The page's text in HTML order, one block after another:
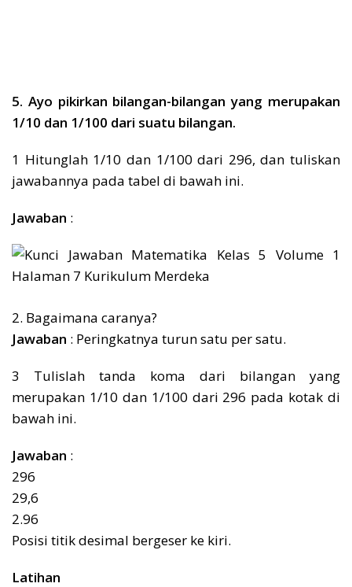
5. Ayo pikirkan bilangan-bilangan yang merupakan
1/10 dan 1/100 dari suatu bilangan.
1 Hitunglah 1/10 dan 1/100 dari 296, dan tuliskan
jawabannya pada tabel di bawah ini.
Jawaban :
2. Bagaimana caranya?
Jawaban : Peringkatnya turun satu per satu.
3 Tulislah tanda koma dari bilangan yang
merupakan 1/10 dan 1/100 dari 296 pada kotak di
bawah ini.
Jawaban :
296
29,6
2.96
Posisi titik desimal bergeser ke kiri.
Latihan